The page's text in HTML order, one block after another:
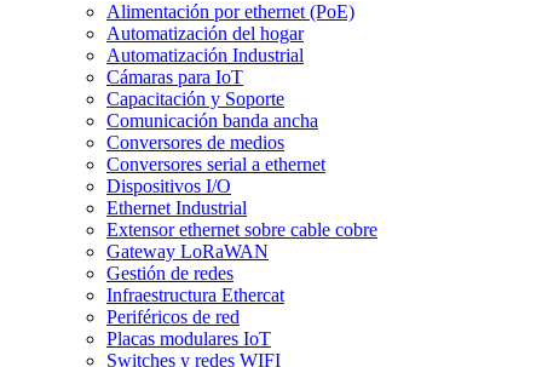
Alimentación por ethernet (PoE)
Automatización del hogar
Automatización Industrial
Cámaras para IoT
Capacitación y Soporte
Comunicación banda ancha
Conversores de medios
Conversores serial a ethernet
Dispositivos I/O
Ethernet Industrial
Extensor ethernet sobre cable cobre
Gateway LoRaWAN
Gestión de redes
Infraestructura Ethercat
Periféricos de red
Placas modulares IoT
Switches y redes WIFI